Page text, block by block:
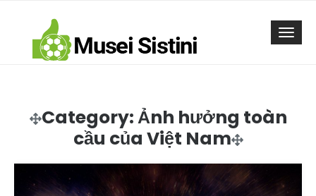
content
Category:Ảnh hưởng toàn
cầu của Việt Nam